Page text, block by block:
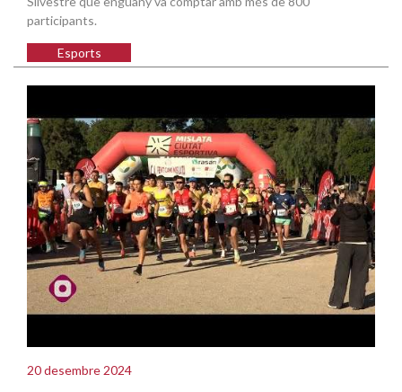
participants.
Esports
20 desembre 2024